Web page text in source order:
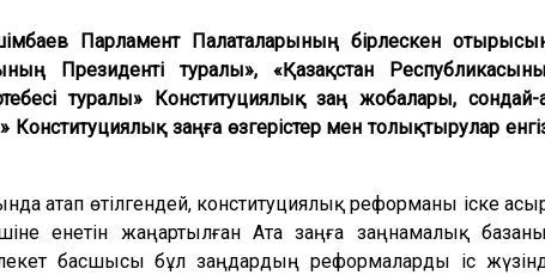
Парламент Палаталарының бірлескен
Президенті туралы», «Қазақстан
туралы» Конституциялық заң жобалары, сондай-
заңға өзгерістер мен толықтырулар
атап өтілгендей, конституциялық реформаны іске
енетін жаңартылған Ата заңға заңнамалық
басшысы бұл заңдардың реформаларды іс